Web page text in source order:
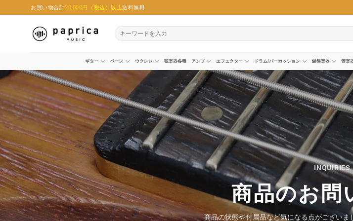
to
お買い物合計20,000円（税込）以上送料無料
検
索
ギター ベース ウクレレ 弦楽器各種 アンプ エフェクター ドラム/パーカッション 鍵盤楽器 管楽
INQUIRIES
商品のお問
商品の状態や付属品など気になる点がござい